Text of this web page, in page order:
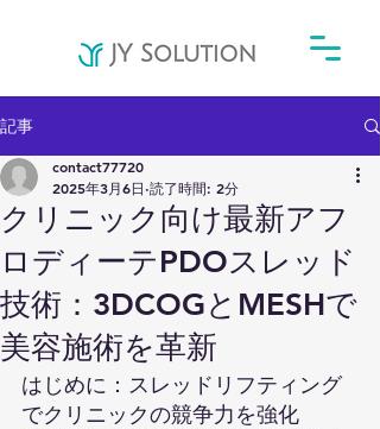
記事
クリニック向け最新アフ
ロディーテPDOスレッド
技術：3DCOGとMESHで
美容施術を革新
contact77720
2025年3月6日 読了時間: 2分
はじめに：スレッドリフティング
でクリニックの競争力を強化